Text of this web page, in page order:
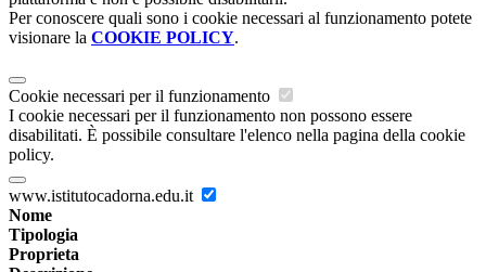
Per conoscere quali sono i cookie necessari al funzionamento potete
visionare la COOKIE POLICY.
Cookie necessari per il funzionamento
I cookie necessari per il funzionamento non possono essere
disabilitati. È possibile consultare l'elenco nella pagina della cookie
policy.
www.istitutocadorna.edu.it
Nome
Tipologia
Proprieta